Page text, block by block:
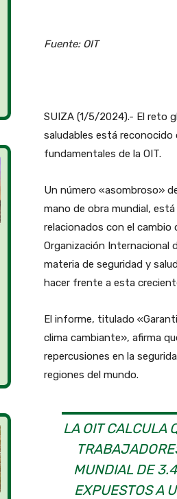
Fuente: OIT
SUIZA (1/5/2024).- El reto
saludables está
fundamentales de la OIT.
Un número «asombroso»
mano de obra mundial,
relacionados con el
Organización Internacional
materia de seguridad y
hacer frente a esta
El informe, titulado
clima cambiante», afirma
repercusiones en la
regiones del mundo.
LA OIT CALCULA
MUNDIAL DE
EXPUESTOS A